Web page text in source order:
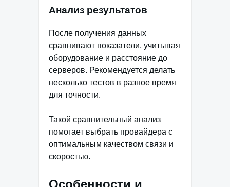
Анализ результатов
После получения данных
сравнивают показатели, учитывая
оборудование и расстояние до
серверов. Рекомендуется делать
несколько тестов в разное время
для точности.
Такой сравнительный анализ
помогает выбрать провайдера с
оптимальным качеством связи и
скоростью.
Особенности и